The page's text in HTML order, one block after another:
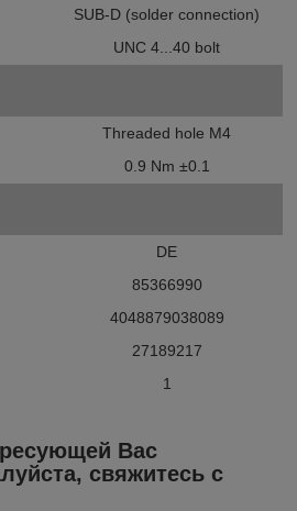
SUB-D (solder connection)
UNC 4...40 bolt
Threaded hole M4
0.9 Nm ±0.1
DE
85366990
4048879038089
27189217
1
Вас
свяжитесь с